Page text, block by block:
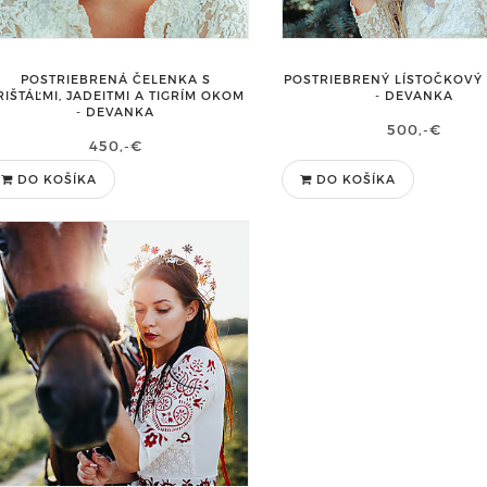
POSTRIEBRENÁ ČELENKA S
JADEITMI A TIGRÍM OKOM
- DEVANKA
450,-€
DO KOŠÍKA
POSTRIEBRENÝ
- DEVANKA
500,-€
DO KOŠÍKA